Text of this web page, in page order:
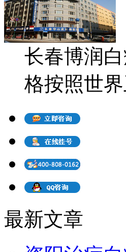
长春博润
格按照世
最新文章